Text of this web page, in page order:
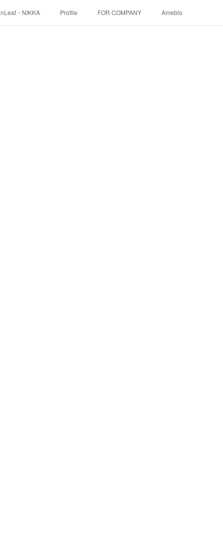
・NIKKA Profile FOR COMPANY Ameblo